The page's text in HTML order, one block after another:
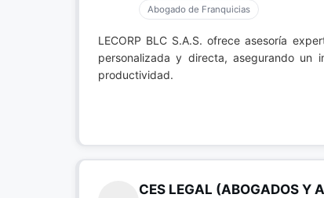
Abogado de Franquicias
LECORP BLC S.A.S. ofrece asesoría
personalizada y directa, asegurando un
productividad.
CES LEGAL (ABOGADOS Y